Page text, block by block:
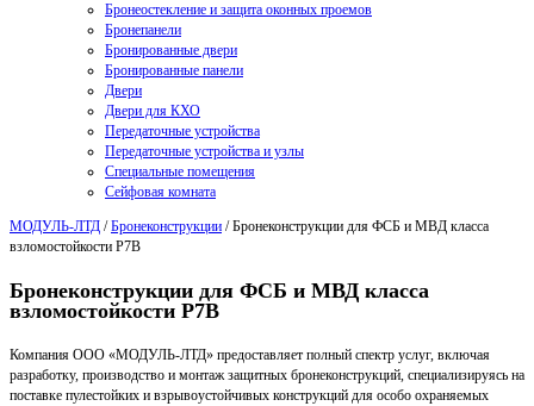
Бронеостекление и защита оконных проемов
Бронепанели
Бронированные двери
Бронированные панели
Двери
Двери для КХО
Передаточные устройства
Передаточные устройства и узлы
Специальные помещения
Сейфовая комната
МОДУЛЬ-ЛТД /Бронеконструкции /Бронеконструкции для ФСБ и МВД класса
взломостойкости Р7В
Бронеконструкции для ФСБ и МВД класса
взломостойкости Р7В
Компания ООО «МОДУЛЬ-ЛТД» предоставляет полный спектр услуг, включая
разработку, производство и монтаж защитных бронеконструкций, специализируясь на
поставке пулестойких и взрывоустойчивых конструкций для особо охраняемых